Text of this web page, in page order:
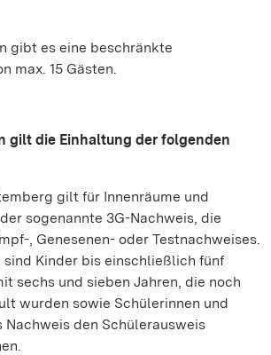
gibt es eine beschränkte
max. 15 Gästen.
gilt die Einhaltung der folgenden
gilt für Innenräume und
sogenannte 3G-Nachweis, die
, Genesenen- oder Testnachweises.
sind Kinder bis einschließlich fünf
sechs und sieben Jahren, die noch
wurden sowie Schülerinnen und
Nachweis den Schülerausweis